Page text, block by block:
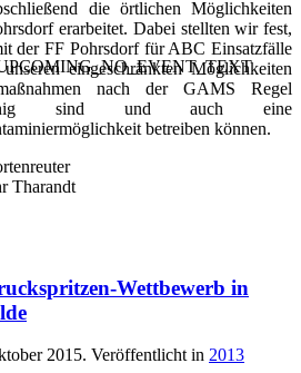
die örtlichen Möglichkeiten
erarbeitet. Dabei stellten wir fest,
der FF Pohrsdorf für ABC Einsatzfälle
eingeschränkten Möglichkeiten
nach der GAMS Regel
sind und auch eine
betreiben können.
Tharandt
Wettbewerb in
2015. Veröffentlicht in 2013